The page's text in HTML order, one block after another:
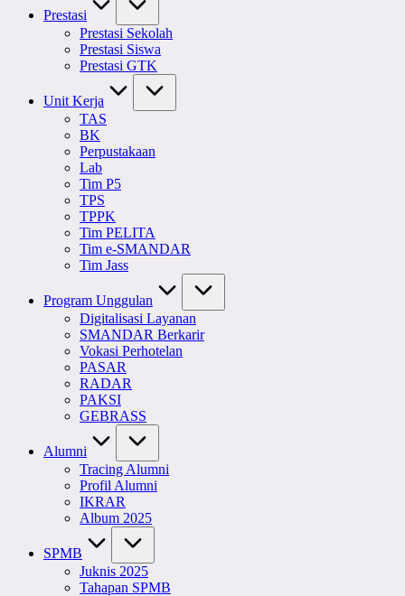
Prestasi
Prestasi Sekolah
Prestasi Siswa
Prestasi GTK
Unit Kerja
TAS
BK
Perpustakaan
Lab
Tim P5
TPS
TPPK
Tim PELITA
Tim e-SMANDAR
Tim Jass
Program Unggulan
Digitalisasi Layanan
SMANDAR Berkarir
Vokasi Perhotelan
PASAR
RADAR
PAKSI
GEBRASS
Alumni
Tracing Alumni
Profil Alumni
IKRAR
Album 2025
SPMB
Juknis 2025
Tahapan SPMB